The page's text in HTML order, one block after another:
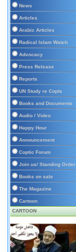
News
Articles
Arabic Articles
Radical Islam Watch
Advocacy
Press Release
Reports
UN Study re Copts
Books and Documents
Audio / Video
Happy Hour
Announcement
Coptic Forum
Join us/ Standing Order
Books on sale
The Magazine
Cartoon
CARTOON